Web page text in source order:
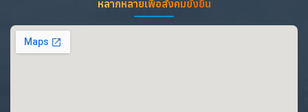
หลากหลายเพื่อสังคมยั่งยืน